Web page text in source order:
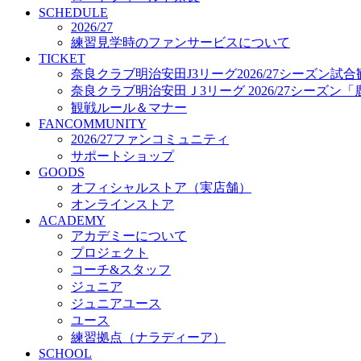
プロジェクト
コーチ&スタッフ
ジュニア
ジュニアユース
ユース
練習拠点（ナラディーア）
SCHOOL
CLUB
2026/27 パートナー企業
パートナー募集
クラブ理念
クラブ情報
サステナビリティ
Web制作支援
応援プロジェクト
SCHEDULE
2026/27
練習見学時のファンサービスについて
TICKET
奈良クラブ明治安田J3リーグ2026/27シーズン試合
奈良クラブ明治安田Ｊ3リーグ 2026/27シーズン「
観戦ルール＆マナー
FANCOMMUNITY
2026/27ファンコミュニティ
サポートショップ
GOODS
オフィシャルストア（実店舗）
オンラインストア
ACADEMY
アカデミーについて
プロジェクト
コーチ&スタッフ
ジュニア
ジュニアユース
ユース
練習拠点（ナラディーア）
SCHOOL